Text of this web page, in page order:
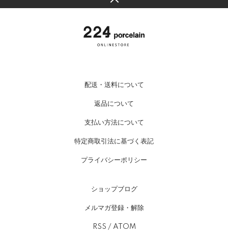
配送・送料について
返品について
支払い方法について
特定商取引法に基づく表記
プライバシーポリシー
ショップブログ
メルマガ登録・解除
RSS / ATOM